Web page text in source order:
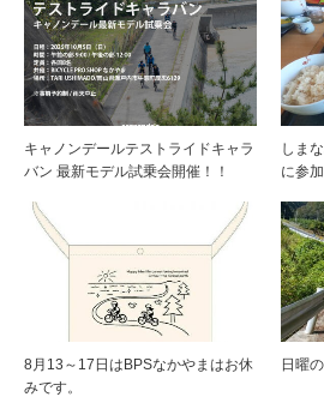
キャノンデールテストライドキャラ
バン 最新モデル試乗会開催！！
しま
に参
8月13～17日はBPSなかやまはお休
みです。
日曜